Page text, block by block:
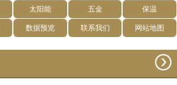
太阳能 五金 保温
数据预览 联系我们 网站地图